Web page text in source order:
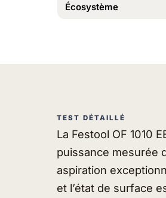
Écosystème
TEST DÉTAILLÉ
La Festool OF 1010
puissance mesurée
aspiration
et l’état de surface